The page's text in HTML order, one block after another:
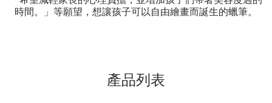
時間。」等願望，想讓孩子可以自由繪畫而誕生的蠟筆。
產品列表